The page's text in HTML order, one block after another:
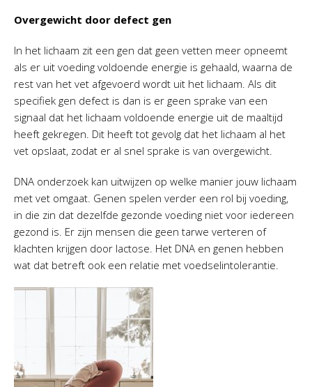
Overgewicht door defect gen
In het lichaam zit een gen dat geen vetten meer opneemt
als er uit voeding voldoende energie is gehaald, waarna de
rest van het vet afgevoerd wordt uit het lichaam. Als dit
specifiek gen defect is dan is er geen sprake van een
signaal dat het lichaam voldoende energie uit de maaltijd
heeft gekregen. Dit heeft tot gevolg dat het lichaam al het
vet opslaat, zodat er al snel sprake is van overgewicht.
DNA onderzoek kan uitwijzen op welke manier jouw lichaam
met vet omgaat. Genen spelen verder een rol bij voeding,
in die zin dat dezelfde gezonde voeding niet voor iedereen
gezond is. Er zijn mensen die geen tarwe verteren of
klachten krijgen door lactose. Het DNA en genen hebben
wat dat betreft ook een relatie met voedselintolerantie.